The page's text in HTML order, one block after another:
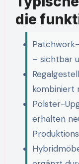
die
– sichtbar
kombiniert
Polster-
erhalten